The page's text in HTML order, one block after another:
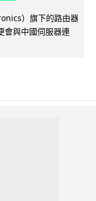
）旗下的路由器
會與中國伺服器連